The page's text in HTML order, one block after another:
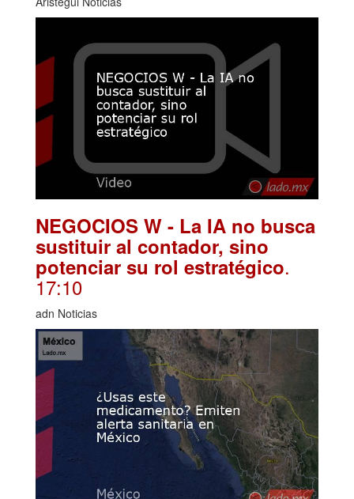
NEGOCIOS W - La IA no busca
sustituir al contador, sino
potenciar su rol estratégico.
17:10
adn Noticias